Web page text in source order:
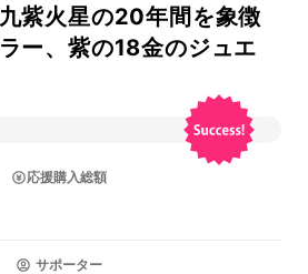
紫火星の20年間を象徴
ー、紫の18金のジュエ
応援購入総額
サポーター